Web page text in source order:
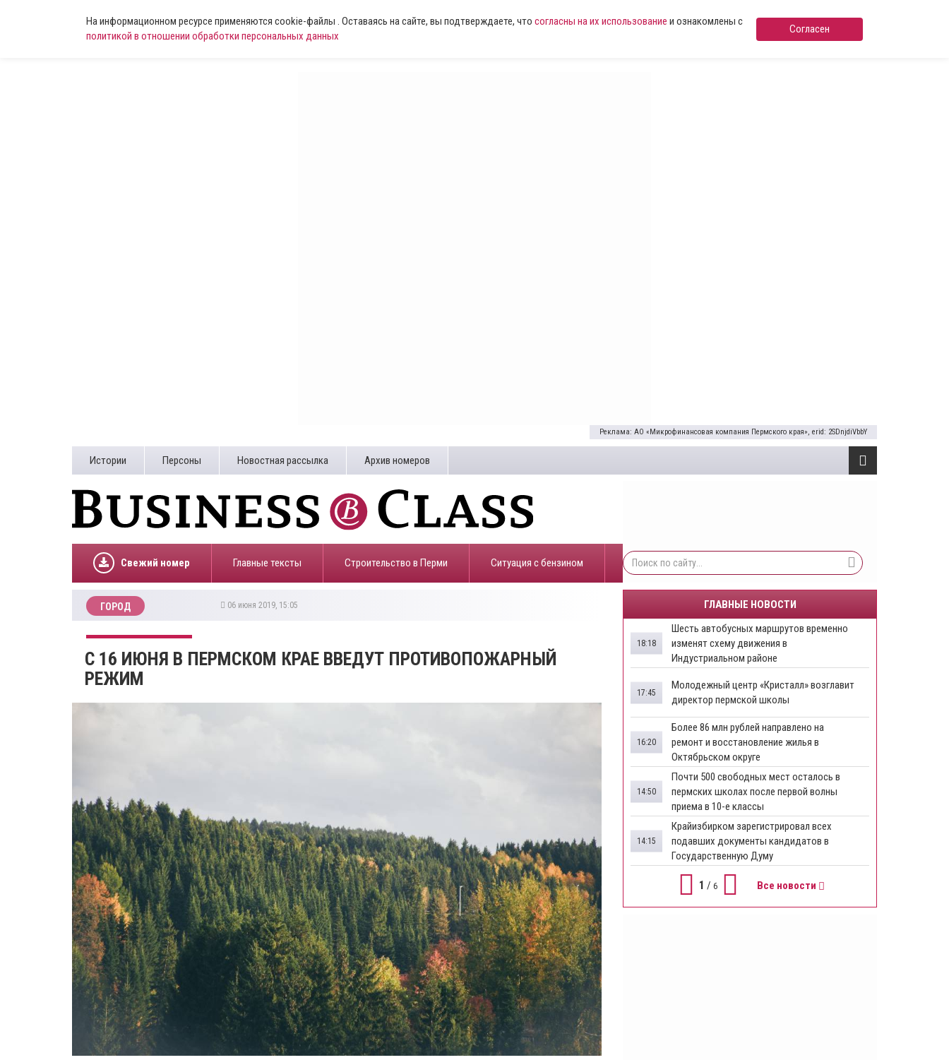
На информационном ресурсе применяются cookie-файлы . Оставаясь на сайте, вы подтверждаете, что согласны на их использование и ознакомлены с
политикой в отношении обработки персональных данных
Согласен
Реклама: АО «Микрофинансовая компания Пермского края», erid: 2SDnjdiVbbY
Истории Персоны Новостная рассылка Архив номеров
Свежий номер Главные тексты Строительство в Перми ​Ситуация с бензином
ГОРОД 06 июня 2019, 15:05
С 16 ИЮНЯ В ПЕРМСКОМ КРАЕ ВВЕДУТ ПРОТИВОПОЖАРНЫЙ
РЕЖИМ
ГЛАВНЫЕ НОВОСТИ
Шесть автобусных маршрутов временно
изменят схему движения в
Индустриальном районе
18:18
Молодежный центр «Кристалл» возглавит
директор пермской школы
17:45
Более 86 млн рублей направлено на
ремонт и восстановление жилья в
Октябрьском округе
16:20
Почти 500 свободных мест осталось в
пермских школах после первой волны
приема в 10-е классы
14:50
Крайизбирком зарегистрировал всех
подавших документы кандидатов в
Государственную Думу
14:15
1 / 6 Все новости